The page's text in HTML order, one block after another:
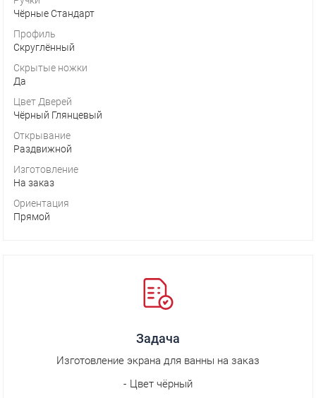
Чёрные Стандарт
Профиль
Скруглённый
Скрытые ножки
Да
Цвет Дверей
Чёрный Глянцевый
Открывание
Раздвижной
Изготовление
На заказ
Ориентация
Прямой
Задача
Изготовление экрана для ванны на заказ
Цвет чёрный